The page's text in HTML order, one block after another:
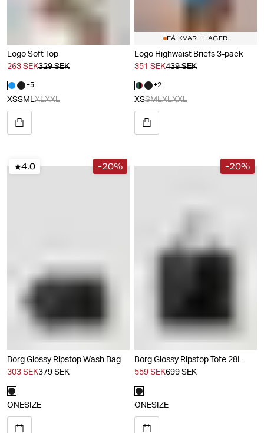
Logo Soft Top
263 SEK329 SEK
+5
XSSMLXLXXL
FÅ KVAR I LAGER
Logo Highwaist Briefs 3-pack
351 SEK439 SEK
+2
XSSMLXLXXL
4.0 -20%
Borg Glossy Ripstop Wash Bag
303 SEK379 SEK
ONESIZE
-20%
Borg Glossy Ripstop Tote 28L
559 SEK699 SEK
ONESIZE